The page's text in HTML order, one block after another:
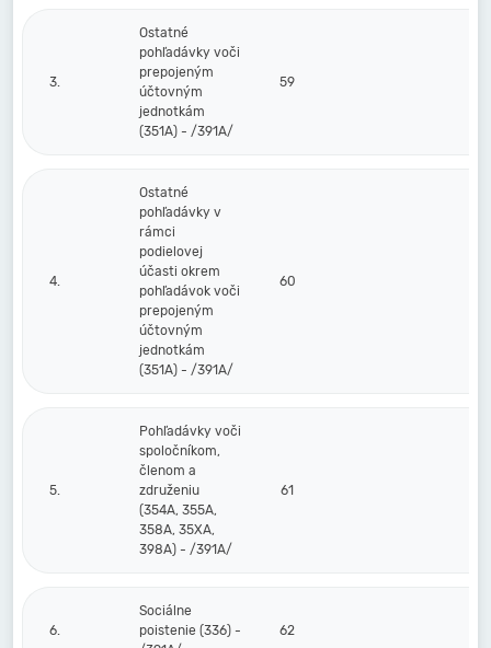
3.
Ostatné
pohľadávky voči
prepojeným
účtovným
jednotkám
(351A) - /391A/
59
4.
Ostatné
pohľadávky v
rámci
podielovej
účasti okrem
pohľadávok voči
prepojeným
účtovným
jednotkám
(351A) - /391A/
60
5.
Pohľadávky voči
spoločníkom,
členom a
združeniu
(354A, 355A,
358A, 35XA,
398A) - /391A/
61
6.
Sociálne
poistenie (336) -
62